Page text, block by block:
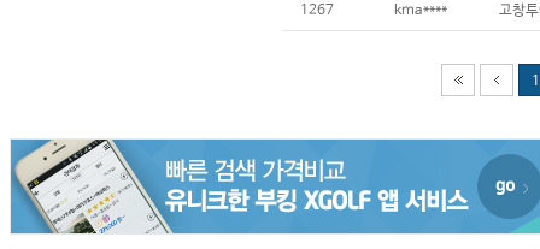
1267 kma**** 고창
1